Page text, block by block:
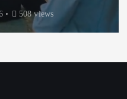
Bysmandasa